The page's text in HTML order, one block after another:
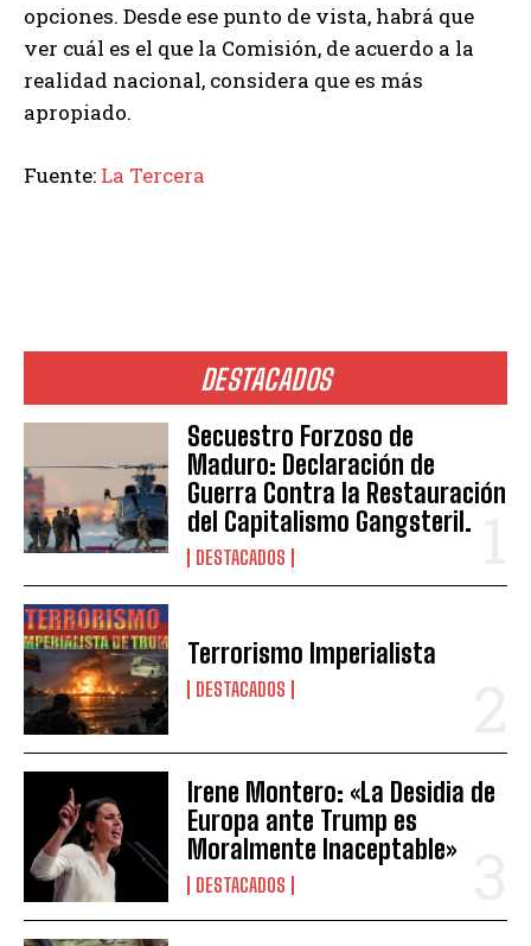
DESTACADOS
Secuestro Forzoso de
Maduro: Declaración de
Guerra Contra la Restauración
del Capitalismo Gangsteril.
DESTACADOS
Terrorismo Imperialista
DESTACADOS
Irene Montero: «La Desidia de
Europa ante Trump es
Moralmente Inaceptable»
DESTACADOS
opciones. Desde ese punto de vista, habrá que
ver cuál es el que la Comisión, de acuerdo a la
realidad nacional, considera que es más
apropiado.
Fuente: La Tercera